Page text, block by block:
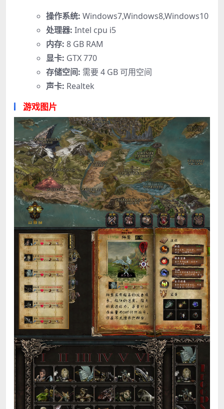
操作系统: Windows7,Windows8,Windows10
处理器: Intel cpu i5
内存: 8 GB RAM
显卡: GTX 770
存储空间: 需要 4 GB 可用空间
声卡: Realtek
游戏图片